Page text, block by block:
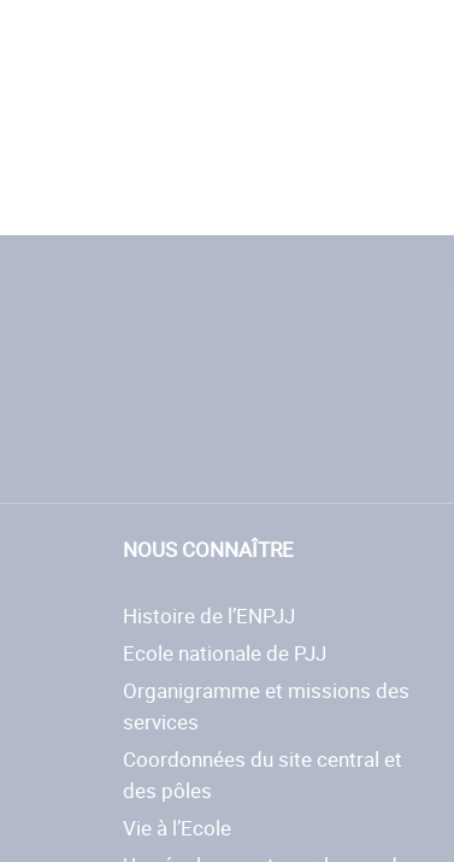
NOUS CONNAÎTRE
Histoire de l’ENPJJ
Ecole nationale de PJJ
Organigramme et missions des
services
Coordonnées du site central et
des pôles
Vie à l’Ecole